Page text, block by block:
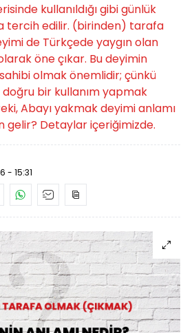
kullanıldığı gibi günlük
tercih edilir. (birinden) tarafa
de Türkçede yaygın olan
öne çıkar. Bu deyimin
olmak önemlidir; çünkü
doğru bir kullanım yapmak
Abayı yakmak deyimi anlamı
gelir? Detaylar içeriğimizde.
- 15:31